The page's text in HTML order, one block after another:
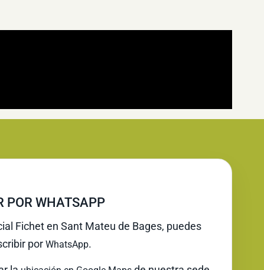
POR WHATSAPP
Fichet en Sant Mateu de Bages, puedes
por WhatsApp.